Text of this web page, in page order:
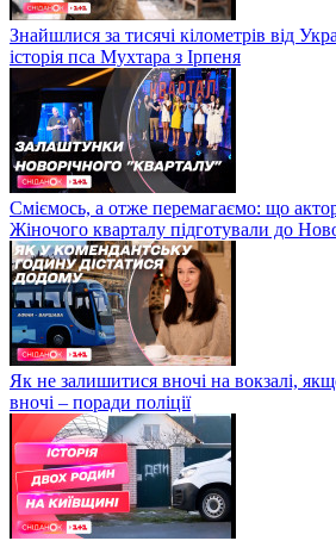
Знайшлися за тисячі кілометрів від
історія пса Мухтара з Ірпеня
Сміємось, а отже перемагаємо: що
Жіночого кварталу підготували до
Як не залишитися вночі на вокзалі,
вночі – поради поліції